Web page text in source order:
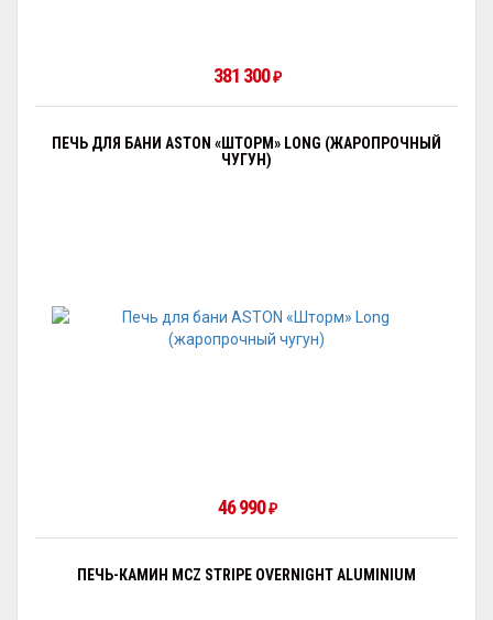
381 300₽
ПЕЧЬ ДЛЯ БАНИ ASTON «ШТОРМ» LONG (ЖАРОПРОЧНЫЙ
ЧУГУН)
46 990₽
ПЕЧЬ-КАМИН MCZ STRIPE OVERNIGHT ALUMINIUM